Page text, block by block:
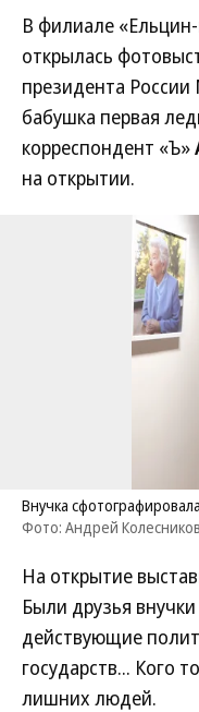
В филиале
открылась
президента
бабушка первая
корреспондент «Ъ»
на открытии.
Внучка
Фото: Андрей
На открытие
Были друзья
действующие
государств... Кого
лишних людей.